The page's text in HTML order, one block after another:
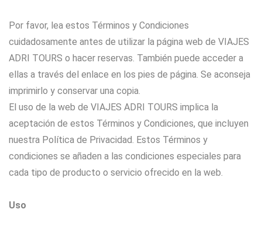
Por favor, lea estos Términos y Condiciones
cuidadosamente antes de utilizar la página web de VIAJES
ADRI TOURS o hacer reservas. También puede acceder a
ellas a través del enlace en los pies de página. Se aconseja
imprimirlo y conservar una copia.
El uso de la web de VIAJES ADRI TOURS implica la
aceptación de estos Términos y Condiciones, que incluyen
nuestra Política de Privacidad. Estos Términos y
condiciones se añaden a las condiciones especiales para
cada tipo de producto o servicio ofrecido en la web.
Uso